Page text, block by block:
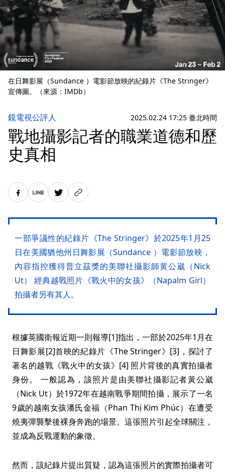
在日舞影展（Sundance ）電影節放映的紀錄片《The Stringer》
宣傳圖。（來源：IMDb）
鏡電視公評人 2025.02.24 17:25 臺北時間
戰地攝影記者的職業道德和歷
史真相
一部爭議性的紀錄片《The Stringer》於2025年1月25
日在美國猶他州日舞影展（Sundance ）電影節放映，
內容指控獲得普立茲獎的美聯社攝影師黄公崴（Nick
Ut） 經典越戰照片《戰火中的女孩》（Napalm Girl）
拍攝者另有其人。
根據英國衛報近期一則報導[1]指出，一部於2025年1月在
日舞影展[2]首映的紀錄片《The Stringer》[3]，探討了
著名的越戰《戰火中的女孩》[4] 照片背後的真實拍攝者
身份。 一般認為，該照片是由美聯社攝影記者黃公崴
（Nick Ut）於1972年在越南戰爭期間拍攝，展示了一名
9歲的越南女孩潘氏金福（Phan Thị Kim Phúc）在遭受
燒夷彈襲擊後裸身奔跑的場景。這張照片引起全球關注，
並成為反戰運動的象徵。
然而，該紀錄片提出質疑，認為這張照片的實際拍攝者可